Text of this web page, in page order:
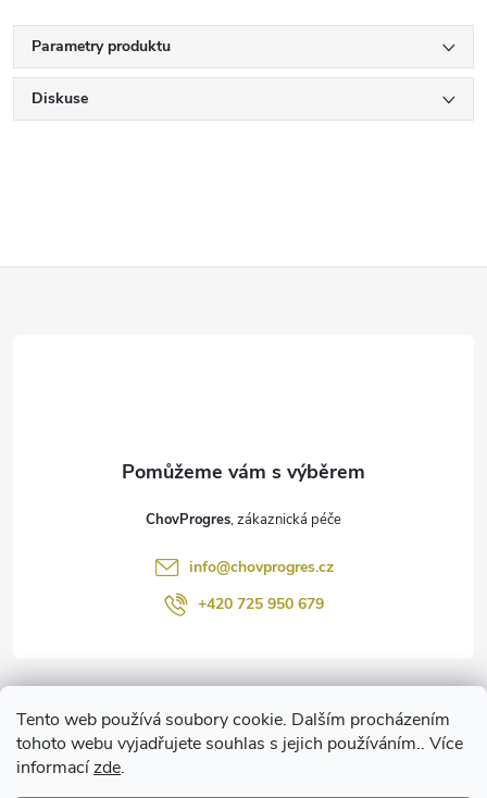
Tento web používá soubory cookie. Dalším procházením
tohoto webu vyjadřujete souhlas s jejich používáním.. Více
informacízde.
Parametry produktu
Diskuse
ChovProgres
info@chovprogres.cz
+420 725 950 679